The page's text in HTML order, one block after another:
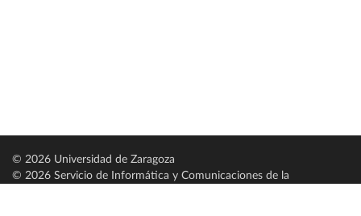
© 2026 Universidad de Zaragoza
© 2026 Servicio de Informática y Comunicaciones de la